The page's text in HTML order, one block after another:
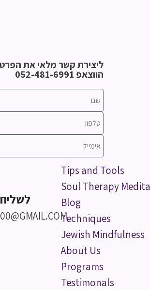
Tips and Tools
Soul Therapy
Blog
Techniques
Jewish Mindfulness
About Us
Programs
Testimonals
ליצירת קשר מלאי את
הווצאפ 052-481-6991